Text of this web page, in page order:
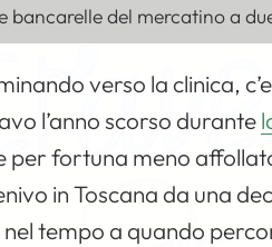
bancarelle del mercatino a
verso la clinica,
l’anno scorso durante
per fortuna meno
in Toscana da una
tempo a quando